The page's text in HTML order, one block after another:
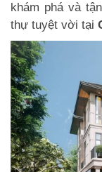
khám phá và
thự tuyệt vời tại